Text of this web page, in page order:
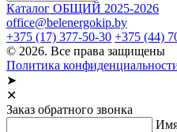
Каталог ОБЩИЙ 2025-2026
office@belenergokip.by
+375 (17) 377-50-30 +375 (44)
© 2026. Все права защищены
Политика
➤
✕
Заказ обратного звонка